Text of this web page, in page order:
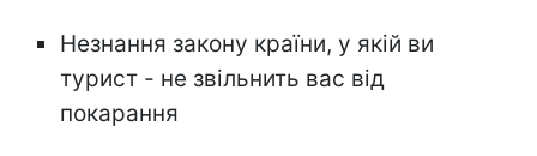
Незнання закону країни, у якій ви
турист - не звільнить вас від
покарання